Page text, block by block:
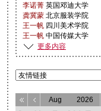
凡
李诺菁 英国邓迪大学
龚冀蒙 北京服装学院
王一帆 四川美术学院
王一帆 中国传媒大学
翟子仪 中央美术学院
刘释徽 北京服装学院
许洪嘉 香港浸会大学
许彦侬 浙江工商大学
董思含 北京物资学院
更多内容